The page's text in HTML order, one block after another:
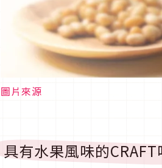
圖片來源
具有水果風味的CRAFT